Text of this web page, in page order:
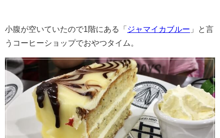
小腹が空いていたので1階にある「 ジャマイカブルー 」と言
うコーヒーショップでおやつタイム。